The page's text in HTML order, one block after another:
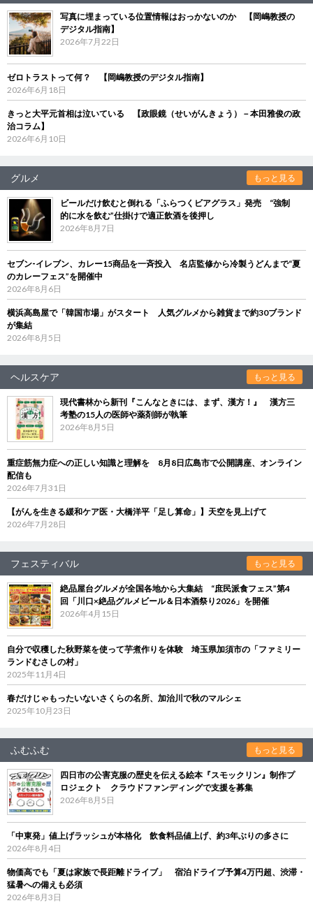
写真に埋まっている位置情報はおっかないのか 【岡嶋教授の
デジタル指南】
2026年7月22日
ゼロトラストって何？ 【岡嶋教授のデジタル指南】
2026年6月18日
きっと大平元首相は泣いている 【政眼鏡（せいがんきょう）－本田雅俊の政
治コラム】
2026年6月10日
グルメ もっと見る
ビールだけ飲むと倒れる「ふらつくビアグラス」発売 “強制
的に水を飲む”仕掛けで適正飲酒を後押し
2026年8月7日
セブン‐イレブン、カレー15商品を一斉投入 名店監修から冷製うどんまで“夏
のカレーフェス”を開催中
2026年8月6日
横浜高島屋で「韓国市場」がスタート 人気グルメから雑貨まで約30ブランド
が集結
2026年8月5日
ヘルスケア もっと見る
現代書林から新刊『こんなときには、まず、漢方！』 漢方三
考塾の15人の医師や薬剤師が執筆
2026年8月5日
重症筋無力症への正しい知識と理解を 8月8日広島市で公開講座、オンライン
配信も
2026年7月31日
【がんを生きる緩和ケア医・大橋洋平「足し算命」】天空を見上げて
2026年7月28日
フェスティバル もっと見る
絶品屋台グルメが全国各地から大集結 “庶民派食フェス”第4
回「川口×絶品グルメビール＆日本酒祭り2026」を開催
2026年4月15日
自分で収穫した秋野菜を使って芋煮作りを体験 埼玉県加須市の「ファミリー
ランドむさしの村」
2025年11月4日
春だけじゃもったいないさくらの名所、加治川で秋のマルシェ
2025年10月23日
ふむふむ もっと見る
四日市の公害克服の歴史を伝える絵本『スモックリン』制作プ
ロジェクト クラウドファンディングで支援を募集
2026年8月5日
「中東発」値上げラッシュが本格化 飲食料品値上げ、約3年ぶりの多さに
2026年8月4日
物価高でも「夏は家族で長距離ドライブ」 宿泊ドライブ予算4万円超、渋滞・
猛暑への備えも必須
2026年8月3日